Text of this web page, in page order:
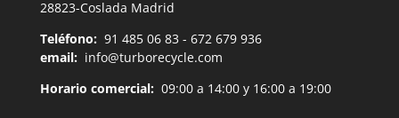
28823-Coslada Madrid
Teléfono: 91 485 06 83 - 672 679 936
email: info@turborecycle.com
Horario comercial:09:00 a 14:00 y 16:00 a 19:00